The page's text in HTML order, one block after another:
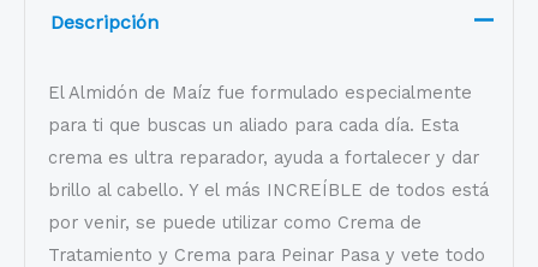
Descripción
El Almidón de Maíz fue formulado especialmente
para ti que buscas un aliado para cada día. Esta
crema es ultra reparador, ayuda a fortalecer y dar
brillo al cabello. Y el más INCREÍBLE de todos está
por venir, se puede utilizar como Crema de
Tratamiento y Crema para Peinar Pasa y vete todo